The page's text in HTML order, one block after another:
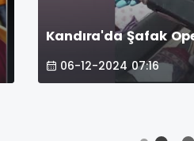
Kandıra'da Şafak
06-12-2024 07:16